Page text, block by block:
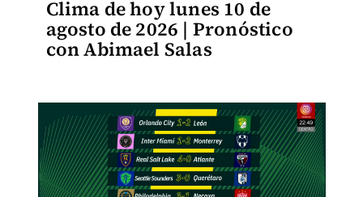
Clima de hoy lunes 10 de
agosto de 2026 | Pronóstico
con Abimael Salas